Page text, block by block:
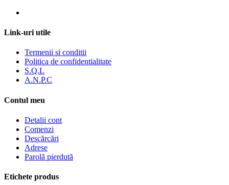
Link-uri utile
Termenii si conditii
Politica de confidentialitate
S.Q.L
A.N.P.C
Contul meu
Detalii cont
Comenzi
Descărcări
Adrese
Parolă pierdută
Etichete produs